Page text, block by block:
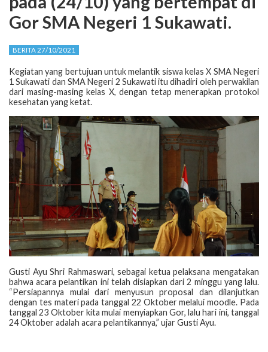
Gor SMA Negeri 1 Sukawati.
BERITA 27/10/2021
Kegiatan yang bertujuan untuk melantik siswa kelas X SMA Negeri
1 Sukawati dan SMA Negeri 2 Sukawati itu dihadiri oleh perwakilan
dari masing-masing kelas X, dengan tetap menerapkan protokol
kesehatan yang ketat.
Gusti Ayu Shri Rahmaswari, sebagai ketua pelaksana mengatakan
bahwa acara pelantikan ini telah disiapkan dari 2 minggu yang lalu.
“Persiapannya mulai dari menyusun proposal dan dilanjutkan
dengan tes materi pada tanggal 22 Oktober melalui moodle. Pada
tanggal 23 Oktober kita mulai menyiapkan Gor, lalu hari ini, tanggal
24 Oktober adalah acara pelantikannya,” ujar Gusti Ayu.